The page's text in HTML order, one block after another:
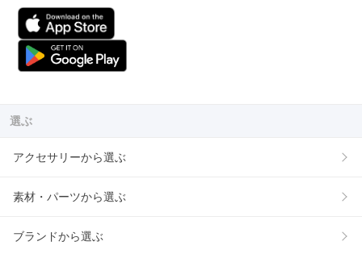
選ぶ
アクセサリーから選ぶ
素材・パーツから選ぶ
ブランドから選ぶ